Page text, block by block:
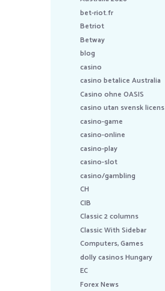
bet-riot.fr
Betriot
Betway
blog
casino
casino betalice Australia
Casino ohne OASIS
casino utan svensk licens
casino-game
casino-online
casino-play
casino-slot
casino/gambling
CH
CIB
Classic 2 columns
Classic With Sidebar
Computers, Games
dolly casinos Hungary
EC
Forex News